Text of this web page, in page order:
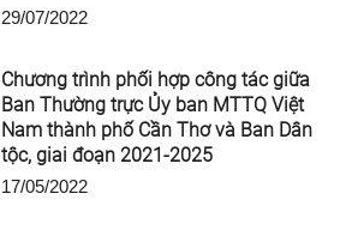
29/07/2022
Chương trình phối hợp công tác giữa
Ban Thường trực Ủy ban MTTQ Việt
Nam thành phố Cần Thơ và Ban Dân
tộc, giai đoạn 2021-2025
17/05/2022